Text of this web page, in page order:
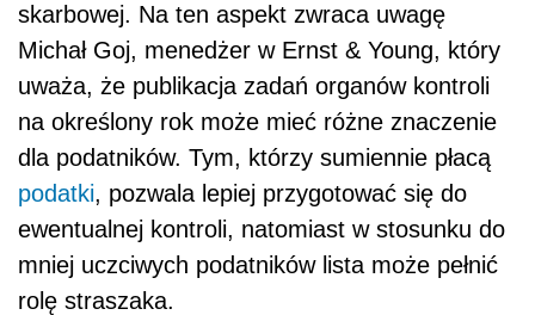
skarbowej. Na ten aspekt zwraca uwagę
Michał Goj, menedżer w Ernst & Young, który
uważa, że publikacja zadań organów kontroli
na określony rok może mieć różne znaczenie
dla podatników. Tym, którzy sumiennie płacą
podatki, pozwala lepiej przygotować się do
ewentualnej kontroli, natomiast w stosunku do
mniej uczciwych podatników lista może pełnić
rolę straszaka.